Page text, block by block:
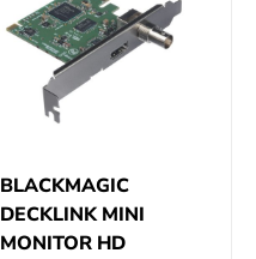
BLACKMAGIC
DECKLINK MINI
MONITOR HD